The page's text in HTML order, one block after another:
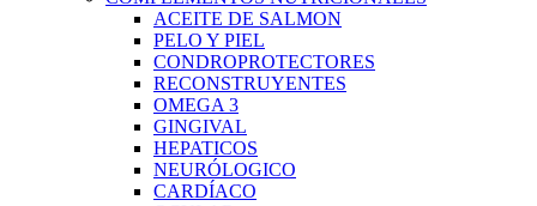
ACEITE DE SALMON
PELO Y PIEL
CONDROPROTECTORES
RECONSTRUYENTES
OMEGA 3
GINGIVAL
HEPATICOS
NEURÓLOGICO
CARDÍACO